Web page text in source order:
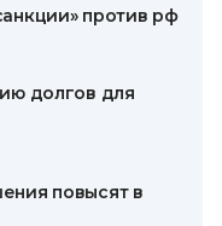
против рф
долгов для
повысят в